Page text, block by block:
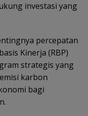
investasi yang
percepatan
Kinerja (RBP)
strategis yang
karbon
bagi